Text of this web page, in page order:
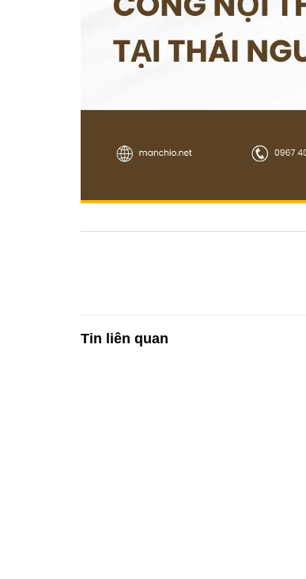
Tin liên quan